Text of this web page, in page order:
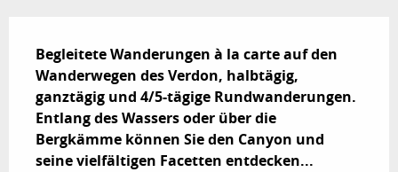
Begleitete Wanderungen à la carte auf den
Wanderwegen des Verdon, halbtägig,
ganztägig und 4/5-tägige Rundwanderungen.
Entlang des Wassers oder über die
Bergkämme können Sie den Canyon und
seine vielfältigen Facetten entdecken...